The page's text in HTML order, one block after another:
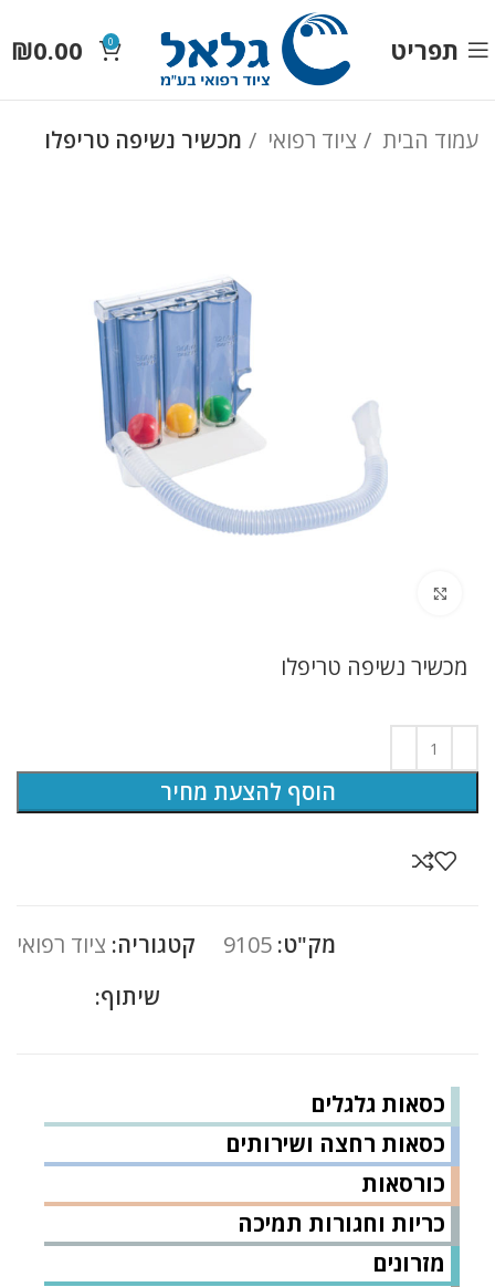
תפריט 0
₪0.00
עמוד הבית ציוד רפואי מכשיר נשיפה טריפלו
כסאות גלגלים
כסאות רחצה ושירותים
כורסאות
כריות וחגורות תמיכה
מזרונים
מכשיר נשיפה טריפלו
הוסף להצעת מחיר
מק"ט: 9105 קטגוריה: ציוד רפואי
שיתוף: